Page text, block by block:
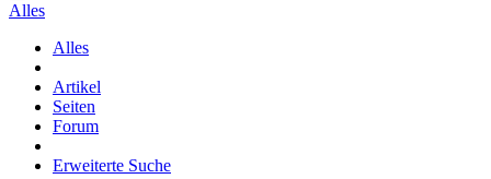
Alles
Alles
Artikel
Seiten
Forum
Erweiterte Suche